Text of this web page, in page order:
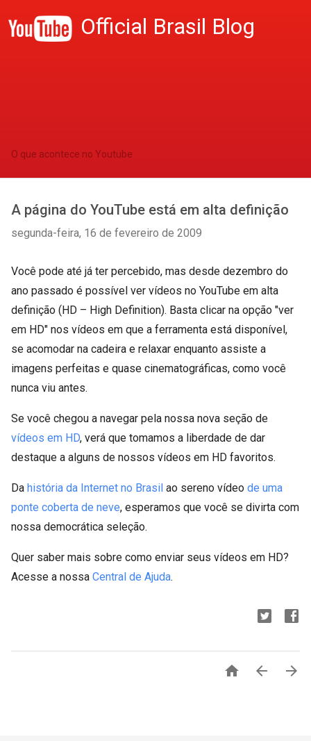
Official Brasil Blog
O que acontece no Youtube
A página do YouTube está em alta definição
segunda-feira, 16 de fevereiro de 2009
Você pode até já ter percebido, mas desde dezembro do
ano passado é possível ver vídeos no YouTube em alta
definição (HD – High Definition). Basta clicar na opção "ver
em HD" nos vídeos em que a ferramenta está disponível,
se acomodar na cadeira e relaxar enquanto assiste a
imagens perfeitas e quase cinematográficas, como você
nunca viu antes.
Se você chegou a navegar pela nossa nova seção de
vídeos em HD, verá que tomamos a liberdade de dar
destaque a alguns de nossos vídeos em HD favoritos.
Da história da Internet no Brasil ao sereno vídeo de uma
ponte coberta de neve, esperamos que você se divirta com
nossa democrática seleção.
Quer saber mais sobre como enviar seus vídeos em HD?
Acesse a nossa Central de Ajuda.
  